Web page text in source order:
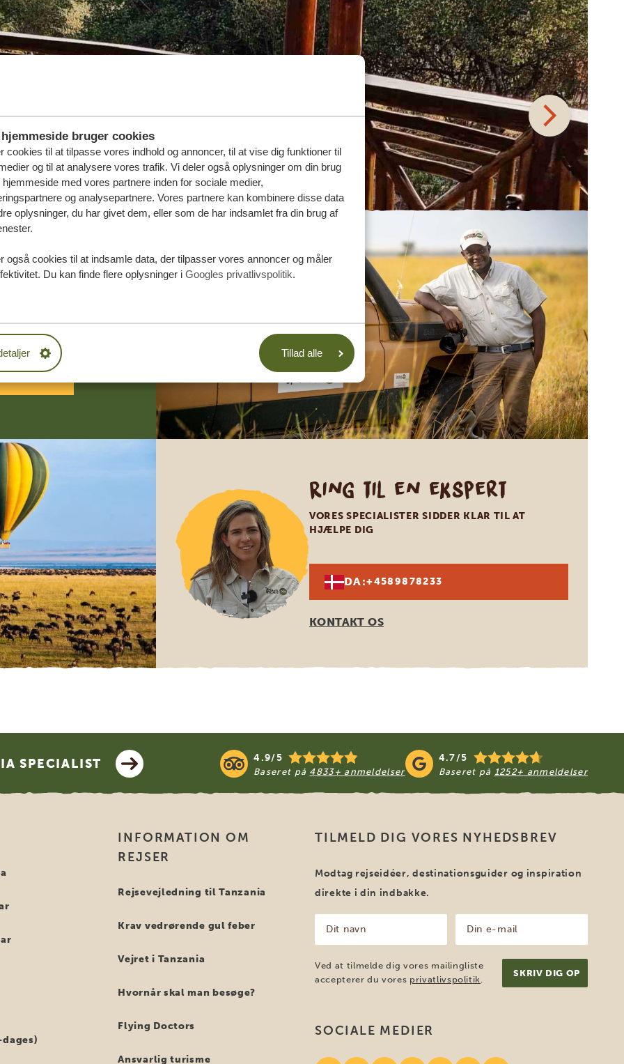
hjemmeside bruger cookies
cookies til at tilpasse vores indhold og annoncer, til at vise dig funktioner til
og til at analysere vores trafik. Vi deler også oplysninger om din brug
med vores partnere inden for sociale medier,
og analysepartnere. Vores partnere kan kombinere disse data
oplysninger, du har givet dem, eller som de har indsamlet fra din brug af
også cookies til at indsamle data, der tilpasser vores annoncer og måler
Du kan finde flere oplysninger i Googles privatlivspolitik
Tillad alle
TILBUD
Ring til en ekspert
VORES SPECIALISTER SIDDER KLAR TIL AT
HJÆLPE DIG
DA:+4589878233
KONTAKT OS
SPECIALIST 4.9/5
Baseret på 4833+ anmeldelser
4.7/5
Baseret på 1252+ anmeldelser
INFORMATION OM
REJSER
Rejsevejledning til Tanzania
Krav vedrørende gul feber
Vejret i Tanzania
Hvornår skal man besøge?
Flying Doctors
Ansvarlig turisme
TILMELD DIG VORES NYHEDSBREV
Modtag rejseidéer, destinationsguider og inspiration
direkte i din indbakke.
navn
(Påkrævet)
mail
(Påkrævet)
Ved at tilmelde dig vores mailingliste
accepterer du vores privatlivspolitik.
SOCIALE MEDIER